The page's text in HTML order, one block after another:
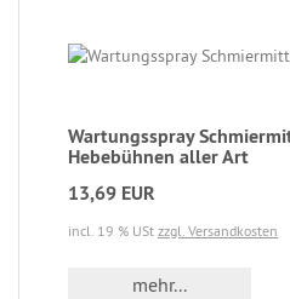
Wartungsspray
Hebebühnen aller Art
13,69 EUR
incl. 19 % USt zzgl. Versandkosten
mehr...